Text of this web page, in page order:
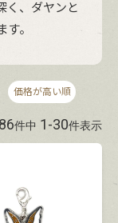
く、ダヤンと
。
価格が高い順
86件中 1-30件表示